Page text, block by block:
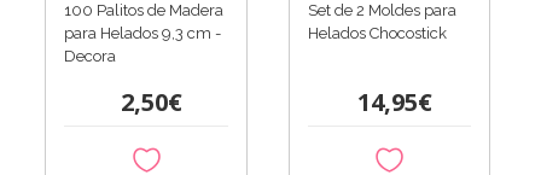
100 Palitos de Madera
para Helados 9,3 cm -
Decora
2,50€
Set de 2 Moldes para
Helados Chocostick
14,95€